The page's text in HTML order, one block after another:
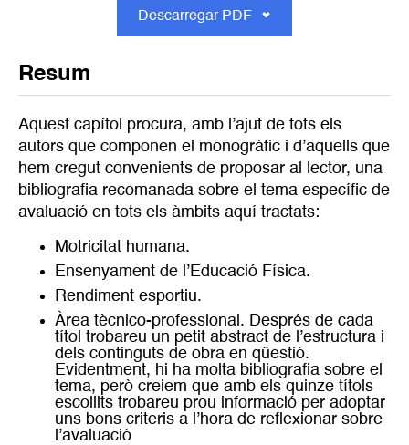
Descarregar PDF
Resum
Aquest capítol procura, amb l’ajut de tots els
autors que componen el monogràfic i d’aquells que
hem cregut convenients de proposar al lector, una
bibliografia recomanada sobre el tema específic de
avaluació en tots els àmbits aquí tractats:
Motricitat humana.
Ensenyament de l’Educació Física.
Rendiment esportiu.
Àrea tècnico-professional. Després de cada
títol trobareu un petit abstract de l’estructura i
dels continguts de obra en qüestió.
Evidentment, hi ha molta bibliografia sobre el
tema, però creiem que amb els quinze títols
escollits trobareu prou informació per adoptar
uns bons criteris a l’hora de reflexionar sobre
l’avaluació